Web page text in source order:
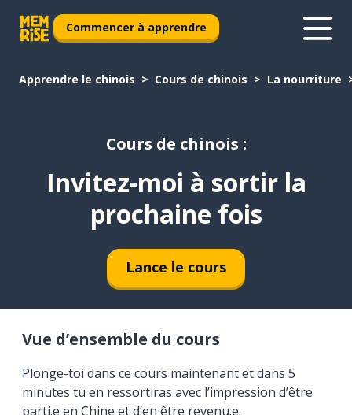
Commencer à apprendre
Apprendre le chinois Cours de chinois La nourriture
Cours de chinois :
Invitez-moi à sortir la
prochaine fois
Lance le cours
Vue d’ensemble du cours
Plonge-toi dans ce cours maintenant et dans 5
minutes tu en ressortiras avec l’impression d’être
parti.e en Chine et d’en être revenu.e.